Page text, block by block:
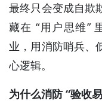
最终只会变成自欺
藏在 “用户思维”
业，用消防哨兵、
心逻辑。
为什么消防 “验收